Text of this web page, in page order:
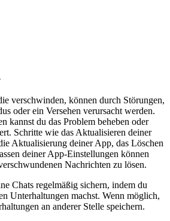
verschwinden, können durch Störungen,
oder ein Versehen verursacht werden.
kannst du das Problem beheben oder
Schritte wie das Aktualisieren deiner
Aktualisierung deiner App, das Löschen
deiner App-Einstellungen können
Nachrichten zu lösen.
Chats regelmäßig sichern, indem du
Unterhaltungen machst. Wenn möglich,
an anderer Stelle speichern.